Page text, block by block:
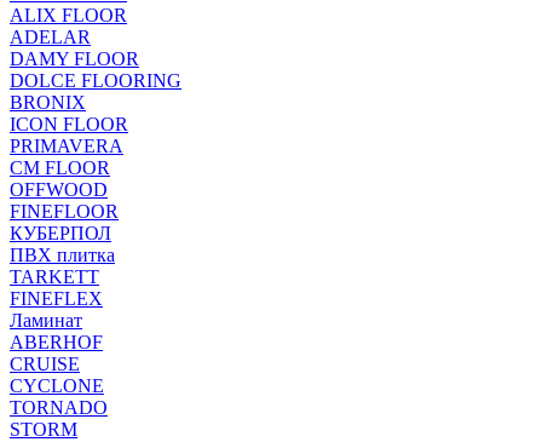
ALIX FLOOR
ADELAR
DAMY FLOOR
DOLCE FLOORING
BRONIX
ICON FLOOR
PRIMAVERA
CM FLOOR
OFFWOOD
FINEFLOOR
КУБЕРПОЛ
ПВХ плитка
TARKETT
FINEFLEX
Ламинат
ABERHOF
CRUISE
CYCLONE
TORNADO
STORM